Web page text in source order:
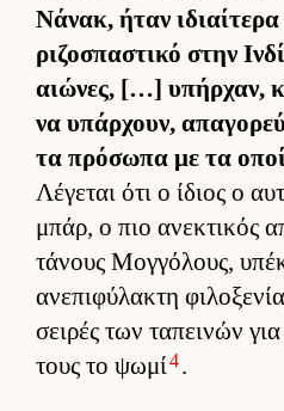
Νάνακ, ήταν
ριζοσπαστικό στην
αιώνες, […] υπήρ­χαν,
να υπάρ­χουν,
τα πρόσωπα με τα
Λέγεται ότι ο ίδιος ο
μπάρ, ο πιο ανεκτικός
τάνους Μογ­γόλους,
ανεπιφύλακτη
σει­ρές των ταπει­νών
τους το ψωμί4.